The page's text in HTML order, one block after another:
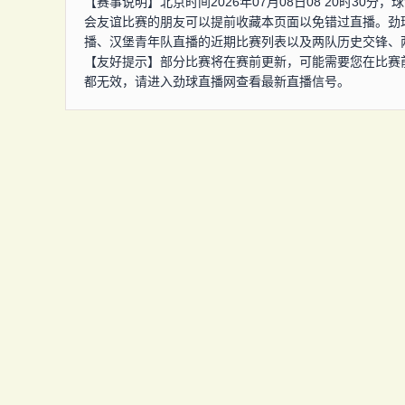
会友谊比赛的朋友可以提前收藏本页面以免错过直播。
播、汉堡青年队直播的近期比赛列表以及两队历史交锋、
【友好提示】部分比赛将在赛前更新，可能需要您在比
都无效，请进入劲球直播网查看最新直播信号。